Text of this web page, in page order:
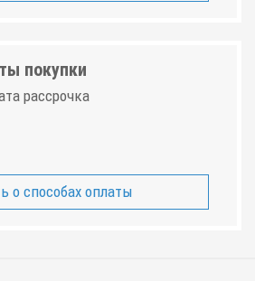
покупки
рассрочка
о способах оплаты